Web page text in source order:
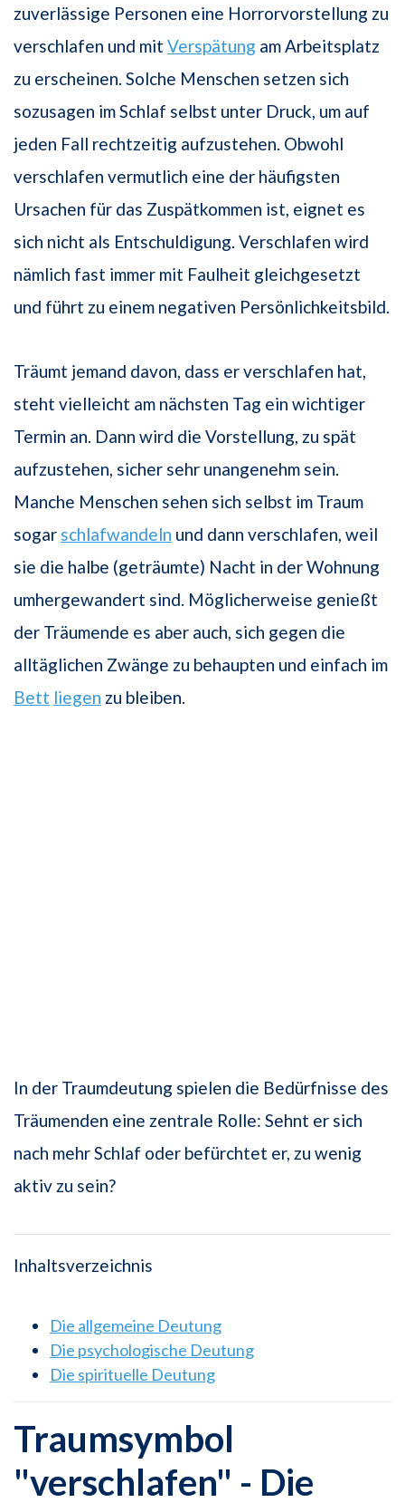
zuverlässige Personen eine Horrorvorstellung zu
verschlafen und mit Verspätung am Arbeitsplatz
zu erscheinen. Solche Menschen setzen sich
sozusagen im Schlaf selbst unter Druck, um auf
jeden Fall rechtzeitig aufzustehen. Obwohl
verschlafen vermutlich eine der häufigsten
Ursachen für das Zuspätkommen ist, eignet es
sich nicht als Entschuldigung. Verschlafen wird
nämlich fast immer mit Faulheit gleichgesetzt
und führt zu einem negativen Persönlichkeitsbild.
Träumt jemand davon, dass er verschlafen hat,
steht vielleicht am nächsten Tag ein wichtiger
Termin an. Dann wird die Vorstellung, zu spät
aufzustehen, sicher sehr unangenehm sein.
Manche Menschen sehen sich selbst im Traum
sogar schlafwandeln und dann verschlafen, weil
sie die halbe (geträumte) Nacht in der Wohnung
umhergewandert sind. Möglicherweise genießt
der Träumende es aber auch, sich gegen die
alltäglichen Zwänge zu behaupten und einfach im
Bett liegen zu bleiben.
In der Traumdeutung spielen die Bedürfnisse des
Träumenden eine zentrale Rolle: Sehnt er sich
nach mehr Schlaf oder befürchtet er, zu wenig
aktiv zu sein?
Inhaltsverzeichnis
Die allgemeine Deutung
Die psychologische Deutung
Die spirituelle Deutung
Traumsymbol
"verschlafen" - Die